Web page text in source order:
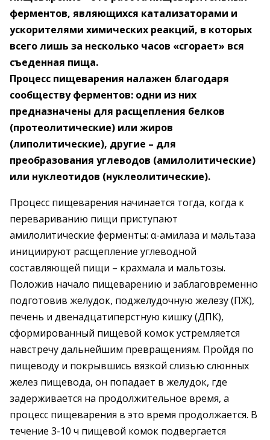
ферментов, являющихся катализаторами и
ускорителями химических реакций, в которых
всего лишь за несколько часов «сгорает» вся
съеденная пища.
Процесс пищеварения налажен благодаря
сообществу ферментов: одни из них
предназначены для расщепления белков
(протеолитические) или жиров
(липолитические), другие – для
преобразования углеводов (амилолитические)
или нуклеотидов (нуклеолитические).
Процесс пищеварения начинается тогда, когда к
перевариванию пищи приступают
амилолитические ферменты: α-амилаза и мальтаза
инициируют расщепление углеводной
составляющей пищи – крахмала и мальтозы.
Положив начало пищеварению и заблаговременно
подготовив желудок, поджелудочную железу (ПЖ),
печень и двенадцатиперстную кишку (ДПК),
сформированный пищевой комок устремляется
навстречу дальнейшим превращениям. Пройдя по
пищеводу и покрывшись вязкой слизью слюнных
желез пищевода, он попадает в желудок, где
задерживается на продолжительное время, а
процесс пищеварения в это время продолжается. В
течение 3-10 ч пищевой комок подвергается